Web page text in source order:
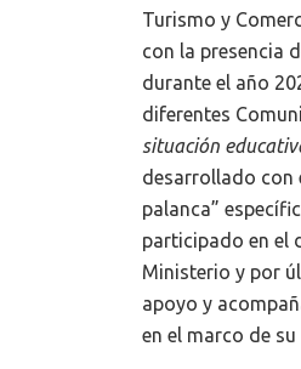
Turismo y
con la presencia
durante el año
diferentes
situación
desarrollado con
palanca”
participado en el
Ministerio y por
apoyo y
en el marco de